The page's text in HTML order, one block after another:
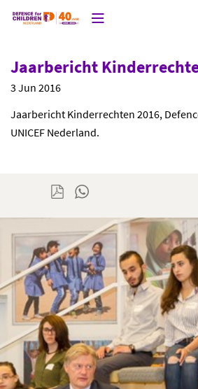
Jaarbericht
3 Jun 2016
Jaarbericht Kinderrechten 2016,
UNICEF Nederland.